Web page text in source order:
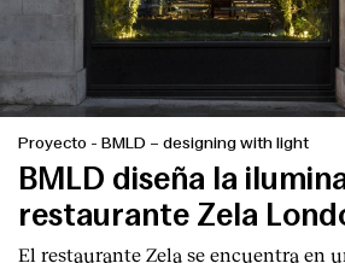
Proyecto - BMLD – designing with light
BMLD diseña la
restaurante Zela
El restaurante Zela se encuentra en